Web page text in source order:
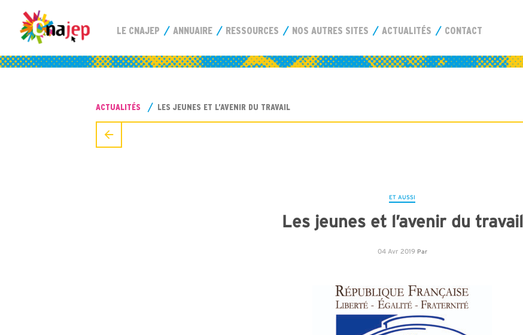
LE CNAJEP ANNUAIRE RESSOURCES NOS AUTRES SITES ACTUALITÉS CONTACT
ACTUALITÉS LES JEUNES ET L’AVENIR DU TRAVAIL
ET AUSSI
Les jeunes et l’avenir du travail
04 Avr 2019 Par